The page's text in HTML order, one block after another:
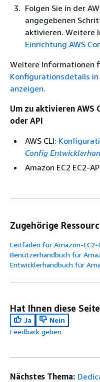
Folgen Sie in der
angegebenen
aktivieren. Weitere
Einrichtung AWS
Weitere Informationen
Konfigurationsdetails in
anzeigen.
Um zu aktivieren AWS
oder API
AWS CLI:
Config
Amazon EC2 EC2-
Zugehörige
Leitfaden für Amazon-
Benutzerhandbuch für
Entwicklerhandbuch für
Hat Ihnen diese
Ja
Nein
Feedback geben
Nächstes Thema: